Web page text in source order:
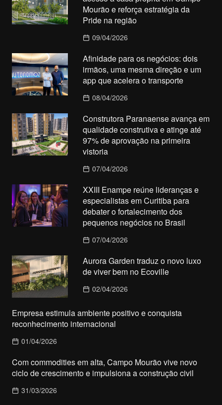
Mourão e reforça estratégia da
Pride na região
09/04/2026
Afinidade para os negócios: dois
irmãos, uma mesma direção e um
app que acelera o transporte
08/04/2026
Construtora Paranaense avança em
qualidade construtiva e atinge até
97% de aprovação na primeira
vistoria
07/04/2026
XXIII Enampe reúne lideranças e
especialistas em Curitiba para
debater o fortalecimento dos
pequenos negócios no Brasil
07/04/2026
Aurora Garden traduz o novo luxo
de viver bem no Ecoville
02/04/2026
Empresa estimula ambiente positivo e conquista
reconhecimento internacional
01/04/2026
Com commodities em alta, Campo Mourão vive novo
ciclo de crescimento e impulsiona a construção civil
31/03/2026